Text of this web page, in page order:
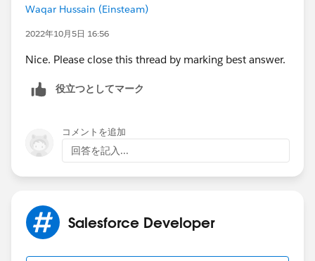
Waqar Hussain (Einsteam)
2022年10月5日 16:56
Nice. Please close this thread by marking best answer.
役立つとしてマーク
コメントを追加
回答を記入...
Salesforce Developer